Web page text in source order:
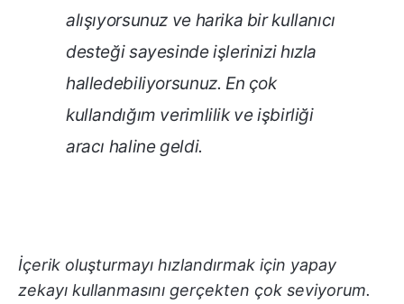
alışıyorsunuz ve harika bir kullanıcı
desteği sayesinde işlerinizi hızla
halledebiliyorsunuz. En çok
kullandığım verimlilik ve işbirliği
aracı haline geldi.
İçerik oluşturmayı hızlandırmak için yapay
zekayı kullanmasını gerçekten çok seviyorum.